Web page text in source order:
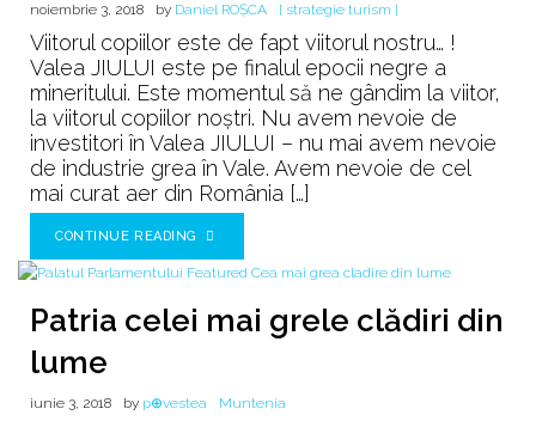
noiembrie 3, 2018 by Daniel ROȘCA [ strategie turism ]
Viitorul copiilor este de fapt viitorul nostru… !
Valea JIULUI este pe finalul epocii negre a
mineritului. Este momentul să ne gândim la viitor,
la viitorul copiilor noștri. Nu avem nevoie de
investitori în Valea JIULUI – nu mai avem nevoie
de industrie grea în Vale. Avem nevoie de cel
mai curat aer din România […]
CONTINUE READING
Patria celei mai grele clădiri din
lume
iunie 3, 2018 by p⊕vestea Muntenia